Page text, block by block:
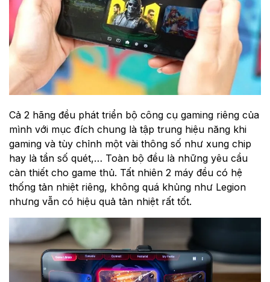
Cả 2 hãng đều phát triển bộ công cụ gaming riêng của
mình với mục đích chung là tập trung hiệu năng khi
gaming và tùy chỉnh một vài thông số như xung chip
hay là tần số quét,… Toàn bộ đều là những yêu cầu
càn thiết cho game thủ. Tất nhiên 2 máy đều có hệ
thống tản nhiệt riêng, không quá khủng như Legion
nhưng vẫn có hiệu quả tản nhiệt rất tốt.